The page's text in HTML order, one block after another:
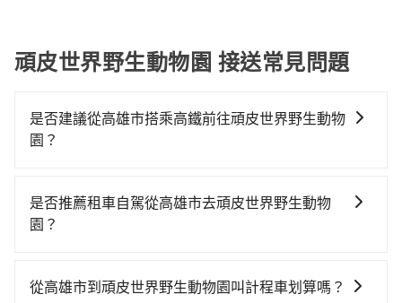
頑皮世界野生動物園 接送常見問題
是否建議從高雄市搭乘高鐵前往頑皮世界野生動物
園？
較貴、費時、轉車麻煩！從最早05:50一直到22:55，左
營-嘉義一天最多有60班次高鐵可搭乘。假設從高雄市仁
票並於月台排隊的時間約20分鐘，再乘坐30~35分鐘
是否推薦租車自駕從高雄市去頑皮世界野生動物
園？
時不需要閉目養神（因為要自己開車），最重要的是你
從高雄市到頑皮世界野生動物園叫計程車划算嗎？